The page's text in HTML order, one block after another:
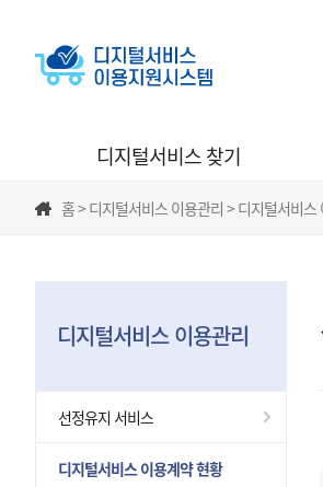
디지털서비스 찾기
홈 > 디지털서비스 이용관리 > 디지털서비
디지털서비스 이용관리
선정유지 서비스
디지털서비스 이용계약 현황